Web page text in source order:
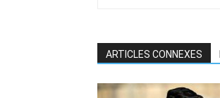
ARTICLES CONNEXES